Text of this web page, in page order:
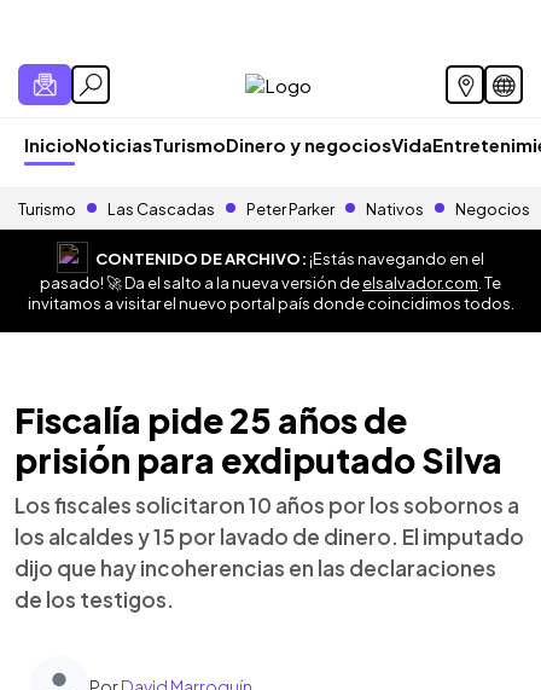
InicioNoticiasTurismoDinero y negociosVida
Turismo Las Cascadas Peter Parker Nativos Negocios
CONTENIDO DE ARCHIVO:¡Estás navegando en el
pasado! 🚀 Da el salto a la nueva versión deelsalvador.com . Te
invitamos a visitar el nuevo portal país donde coincidimos todos.
Fiscalía pide 25 años de
prisión para exdiputado Silva
Los fiscales solicitaron 10 años por los sobornos a
los alcaldes y 15 por lavado de dinero. El imputado
dijo que hay incoherencias en las declaraciones
de los testigos.